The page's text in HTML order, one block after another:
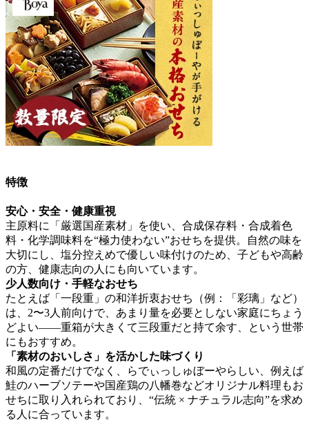
特徴
安心・安全・健康重視
主原料に「厳選国産素材」を使い、合成保存料・合成着色
料・化学調味料を“極力使わない”おせち を提供。自然の味を
大切にし、塩分控えめで優しい味付けのため、子どもや高齢
の方、健康志向の人にも向いています。
少人数向け・手軽なおせち
たとえば「一段重」の和洋折衷おせち（例：「彩璃」など）
は、2〜3人前向けで、あまり量を必要としない家庭にちょう
どよい――重箱が大きくて三段重だと持て余す、という世帯
にもおすすめ。
「素材のおいしさ」を活かした味づくり
和風の定番だけでなく、らでぃっしゅぼーやらしい、例えば
鮭のハーブソテーや国産鶏の八幡巻などオリジナル料理もお
せちに取り入れられており、 “伝統 × ナチュラル志向”を求め
る人に合っています。